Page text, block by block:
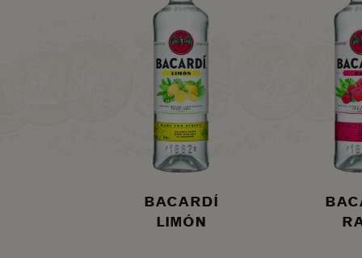
BACARDÍ
LIMÓN